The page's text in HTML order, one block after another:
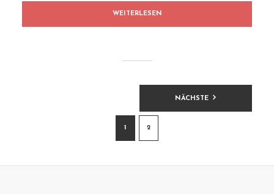
WEITERLESEN
BEITRAGSNAVIGATION
1 2
NÄCHSTE